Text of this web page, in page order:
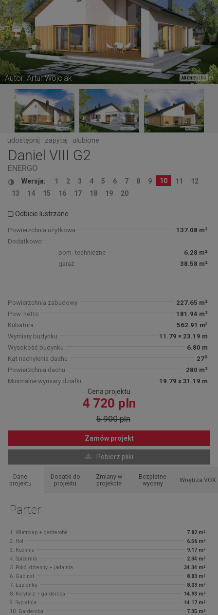
Autor: Artur Wójciak
udostępnij zapytaj ulubione
Daniel VIII G2
ENERGO
Wersja: 1 2 3 4 5 6 7 8 9 10 11
12
13
14 15 16 17 18 19 20
Odbicie lustrzane
Powierzchnia użytkowa
137.08 m²
Dodatkowo:
pom. techniczne
6.28 m²
garaż
38.58 m²
Powierzchnia zabudowy
227.65 m²
Pow. netto
181.94 m²
Kubatura
562.91 m³
Wymiary budynku
11.79 × 23.19 m
Wysokość budynku
6.80 m
Kąt nachylenia dachu
27o
Powierzchnia dachu
280 m²
Minimalne wymiary działki
19.79 x 31.19 m
Cena projektu
4 720 pln
5 900 pln
Zamów projekt
Pobierz pliki
Dane
projektu
Dodatki do
projektu
Zmiany w
projekcie
Bezpłatne
wyceny
Wnętrza VOX
Parter
1. Wiatrołap + garderoba
7.82 m²
2. Hol
6.56 m²
3. Kuchnia
9.17 m²
4. Spiżarnia
2.34 m²
5. Pokój dzienny + jadalnia
34.34 m²
6. Gabinet
8.83 m²
7. Łazienka
8.03 m²
8. Korytarz + garderoba
14.93 m²
9. Sypialnia
14.17 m²
10. Garderoba
7.35 m²